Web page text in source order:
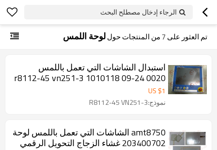
الرجاء إدخال مصطلح البحث
تم العثور على 7من المنتجات حوللوحة اللمس
استبدال الشاشات التي تعمل باللمس
r8112-45 vn251-3 1010118 09-24 0020
اتصال لوحة اللمس غشاء إصلاح الزجاج
US $1
نموذج:R8112-45 VN251-3
amt8750 الشاشات التي تعمل باللمس لوحة
203400702 غشاء الزجاج التحويل الرقمي